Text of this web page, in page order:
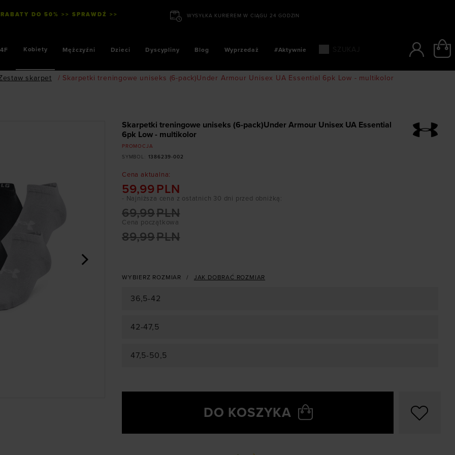
DO 50% >> SPRAWDŹ >>
4F Kobiety Mężczyźni Dzieci Dyscypliny Blog Wyprzedaż #Aktywnie
skarpet / Skarpetki treningowe uniseks (6-pack)Under Armour Unisex UA Essential 6pk Low - multikolor
Skarpetki treningowe uniseks (6-pack)Under Armour Unisex UA Essential
6pk Low - multikolor
PROMOCJA
SYMBOL
1386239-002
Cena aktualna:
59,99 PLN
Cena początkowa
89,99PLN
69,99PLN
- Najniższa cena z ostatnich 30 dni przed obniżką:
WYBIERZ ROZMIAR JAK DOBRAĆ ROZMIAR
36,5-42
42-47,5
47,5-50,5
DO KOSZYKA